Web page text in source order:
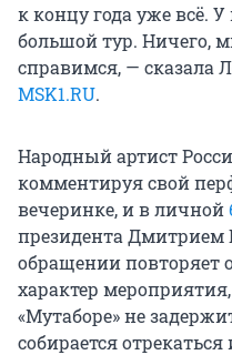
к концу года уже всё.
большой тур. Ничего,
справимся, — сказала
MSK1.RU.
Народный артист
комментируя свой
вечеринке, и в личной
президента Дмитрием
обращении повторяет
характер
«Мутаборе» не
собирается